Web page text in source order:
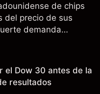
de chips
del precio de sus
demanda
trimestrales récord
afectan las ventas
el Dow 30 antes de la
resultados